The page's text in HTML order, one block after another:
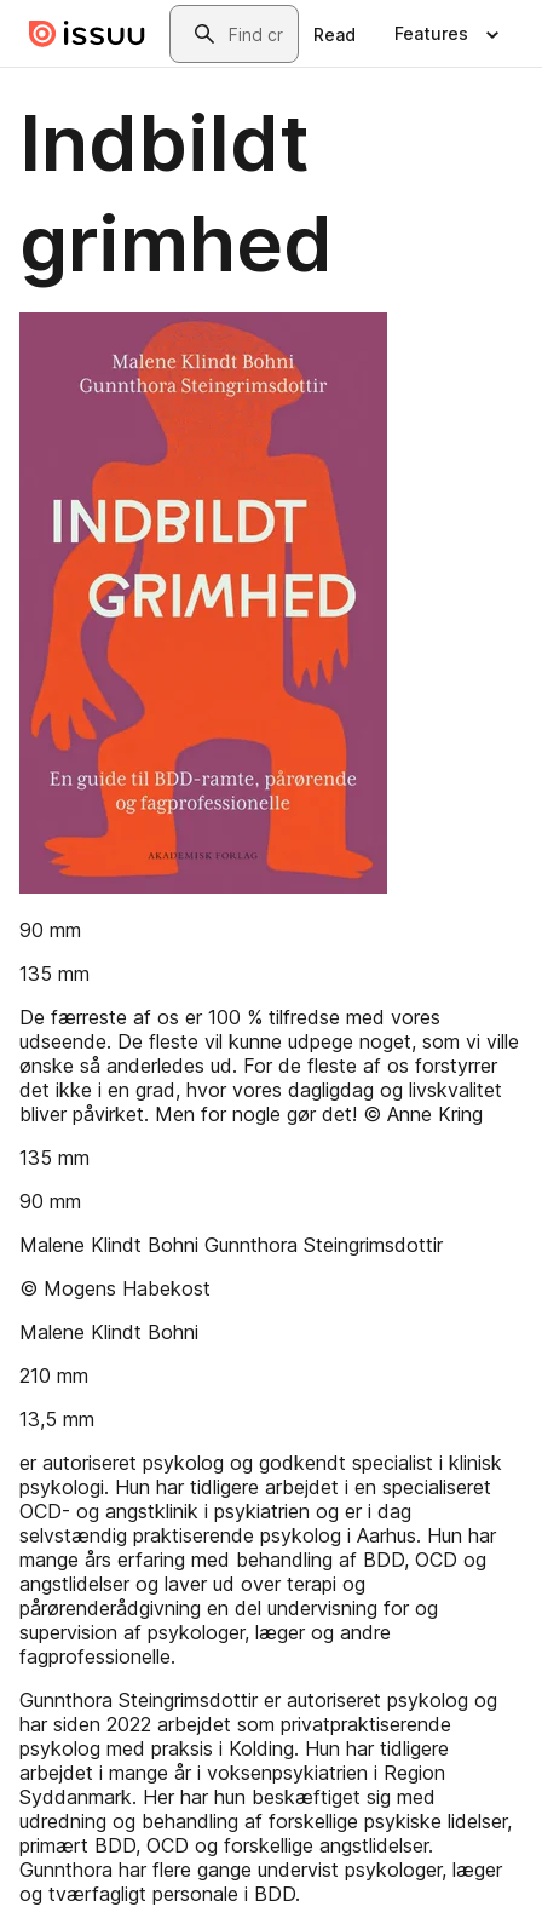
Skip to main contentSearch
Read Features
Indbildt
grimhed
90 mm
135 mm
De færreste af os er 100 % tilfredse med vores
udseende. De fleste vil kunne udpege noget, som vi ville
ønske så anderledes ud. For de fleste af os forstyrrer
det ikke i en grad, hvor vores dagligdag og livskvalitet
bliver påvirket. Men for nogle gør det! © Anne Kring
135 mm
90 mm
Malene Klindt Bohni Gunnthora Steingrimsdottir
© Mogens Habekost
Malene Klindt Bohni
210 mm
13,5 mm
er autoriseret psykolog og godkendt specialist i klinisk
psykologi. Hun har tidligere arbejdet i en specialiseret
OCD- og angstklinik i psykiatrien og er i dag
selvstændig praktiserende psykolog i Aarhus. Hun har
mange års erfaring med behandling af BDD, OCD og
angstlidelser og laver ud over terapi og
pårørenderådgivning en del undervisning for og
supervision af psykologer, læger og andre
fagprofessionelle.
Gunnthora Steingrimsdottir er autoriseret psykolog og
har siden 2022 arbejdet som privatpraktiserende
psykolog med praksis i Kolding. Hun har tidligere
arbejdet i mange år i voksenpsykiatrien i Region
Syddanmark. Her har hun beskæftiget sig med
udredning og behandling af forskellige psykiske lidelser,
primært BDD, OCD og forskellige angstlidelser.
Gunnthora har flere gange undervist psykologer, læger
og tværfagligt personale i BDD.